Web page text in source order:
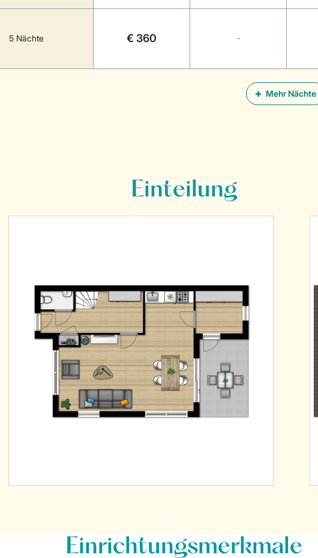
Mehr Nächte
5 Nächte € 360 -
Einteilung
Einrichtungsmerkmale